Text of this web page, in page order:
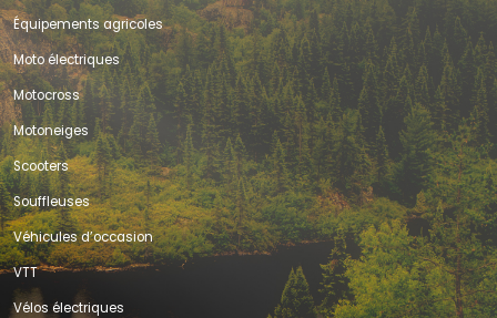
Équipements agricoles
Moto électriques
Motocross
Motoneiges
Scooters
Souffleuses
Véhicules d’occasion
VTT
Vélos électriques